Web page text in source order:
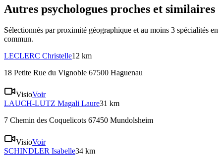
Autres psychologues proches et similaires
Sélectionnés par proximité géographique et au moins 3 spécialités en
commun.
LECLERC Christelle12 km
18 Petite Rue du Vignoble 67500 Haguenau
VisioVoir
LAUCH-LUTZ Magali Laure31 km
7 Chemin des Coquelicots 67450 Mundolsheim
VisioVoir
SCHINDLER Isabelle34 km